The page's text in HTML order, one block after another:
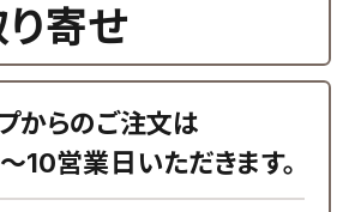
寄せ
からのご注文は
10営業日いただきます。